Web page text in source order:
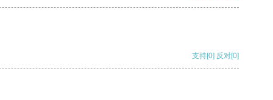
支持[0] 反对[0]